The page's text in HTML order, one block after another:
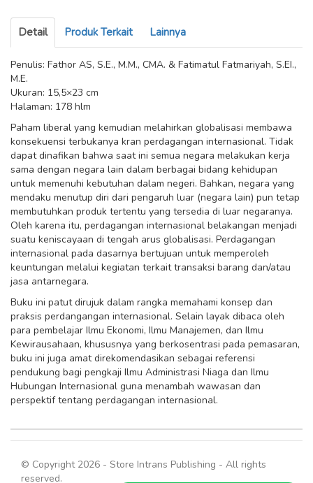
Detail Produk Terkait Lainnya
Penulis: Fathor AS, S.E., M.M., CMA. & Fatimatul Fatmariyah, S.EI.,
M.E.
Ukuran: 15,5×23 cm
Halaman: 178 hlm
Paham liberal yang kemudian melahirkan globalisasi membawa
konsekuensi terbukanya kran perdagangan internasional. Tidak
dapat dinafikan bahwa saat ini semua negara melakukan kerja
sama dengan negara lain dalam berbagai bidang kehidupan
untuk memenuhi kebutuhan dalam negeri. Bahkan, negara yang
mendaku menutup diri dari pengaruh luar (negara lain) pun tetap
membutuhkan produk tertentu yang tersedia di luar negaranya.
Oleh karena itu, perdagangan internasional belakangan menjadi
suatu keniscayaan di tengah arus globalisasi. Perdagangan
internasional pada dasarnya bertujuan untuk memperoleh
keuntungan melalui kegiatan terkait transaksi barang dan/atau
jasa antarnegara.
Buku ini patut dirujuk dalam rangka memahami konsep dan
praksis perdangangan internasional. Selain layak dibaca oleh
para pembelajar Ilmu Ekonomi, Ilmu Manajemen, dan Ilmu
Kewirausahaan, khususnya yang berkosentrasi pada pemasaran,
buku ini juga amat direkomendasikan sebagai referensi
pendukung bagi pengkaji Ilmu Administrasi Niaga dan Ilmu
Hubungan Internasional guna menambah wawasan dan
perspektif tentang perdagangan internasional.
© Copyright 2026 - Store Intrans Publishing - All rights
reserved.